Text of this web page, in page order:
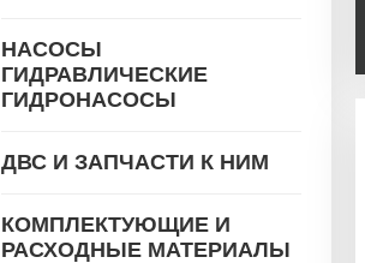
НАСОСЫ
ГИДРАВЛИЧЕСКИЕ
ГИДРОНАСОСЫ
ДВС И ЗАПЧАСТИ К НИМ
КОМПЛЕКТУЮЩИЕ И
РАСХОДНЫЕ МАТЕРИАЛЫ